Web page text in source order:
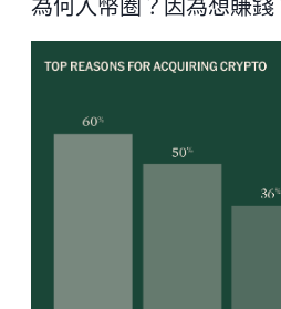
為何入幣圈？因為想賺錢